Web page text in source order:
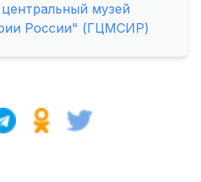
музей
России" (ГЦМСИР)